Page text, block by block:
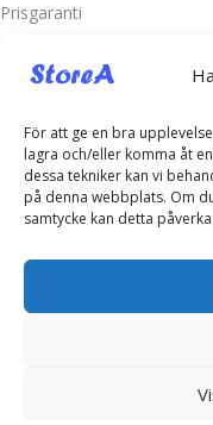
För att ge en bra
lagra och/eller komma åt
dessa tekniker kan vi
på denna webbplats. Om
samtycke kan detta
Prisgaranti
Kundtjänst
Kontakta oss
Retur & Reklamation
Vanliga frågor
Inloggning
Spåra ditt paket